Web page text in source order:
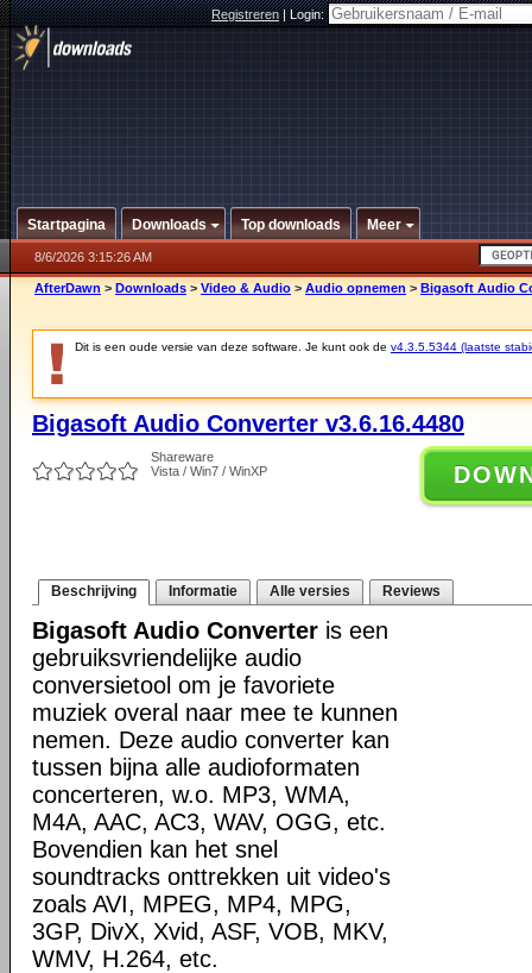
Registreren|Login:
Startpagina Downloads Top downloads Meer
8/6/2026 3:15:26 AM
AfterDawn > Downloads > Video & Audio > Audio opnemen > Bigasoft Audio
Dit is een oude versie van deze software. Je kunt ook de v4.3.5.5344 (laatste
Bigasoft Audio Converter v3.6.16.4480
Shareware
Vista / Win7 / WinXP
Beschrijving Informatie Alle versies Reviews
Bigasoft Audio Converter is een
gebruiksvriendelijke audio
conversietool om je favoriete
muziek overal naar mee te kunnen
nemen. Deze audio converter kan
tussen bijna alle audioformaten
concerteren, w.o. MP3, WMA,
M4A, AAC, AC3, WAV, OGG, etc.
Bovendien kan het snel
soundtracks onttrekken uit video's
zoals AVI, MPEG, MP4, MPG,
3GP, DivX, Xvid, ASF, VOB, MKV,
WMV, H.264, etc.